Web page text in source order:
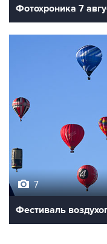
Фотохроника 7
7
Фестиваль